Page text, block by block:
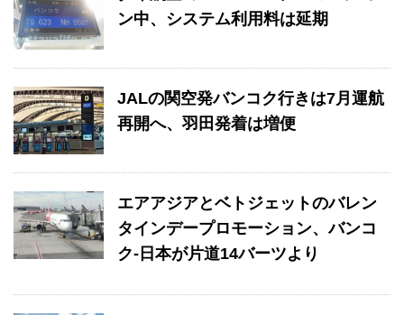
ン中、システム利用料は延期
JALの関空発バンコク行きは7月運航
再開へ、羽田発着は増便
エアアジアとベトジェットのバレン
タインデープロモーション、バンコ
ク-日本が片道14バーツより